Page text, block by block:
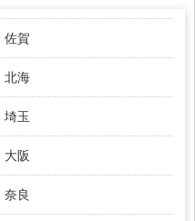
佐賀
北海
埼玉
大阪
奈良